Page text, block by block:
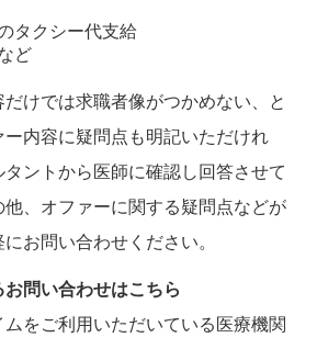
タクシー代支給
ど
けでは求職者像がつかめない、と
内容に疑問点も明記いただけれ
ントから医師に確認し回答させて
、オファーに関する疑問点などが
お問い合わせください。
問い合わせはこちら
ムをご利用いただいている医療機関